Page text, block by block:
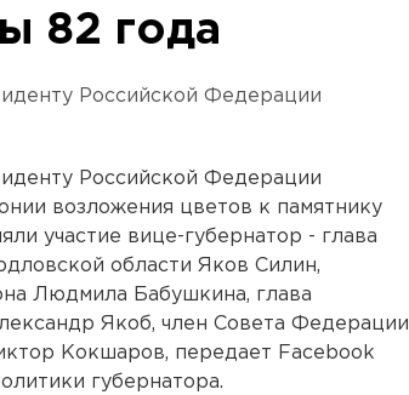
82 года
Российской Федерации
Российской Федерации
возложения цветов к памятнику
участие вице-губернатор - глава
области Яков Силин,
Людмила Бабушкина, глава
Якоб, член Совета Федерации
Кокшаров, передает Facebook
губернатора.